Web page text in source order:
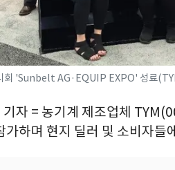
회 'Sunbelt AG·EQUIP EXPO' 성료
자 = 농기계 제조업체
가하며 현지 딜러 및 소비자들